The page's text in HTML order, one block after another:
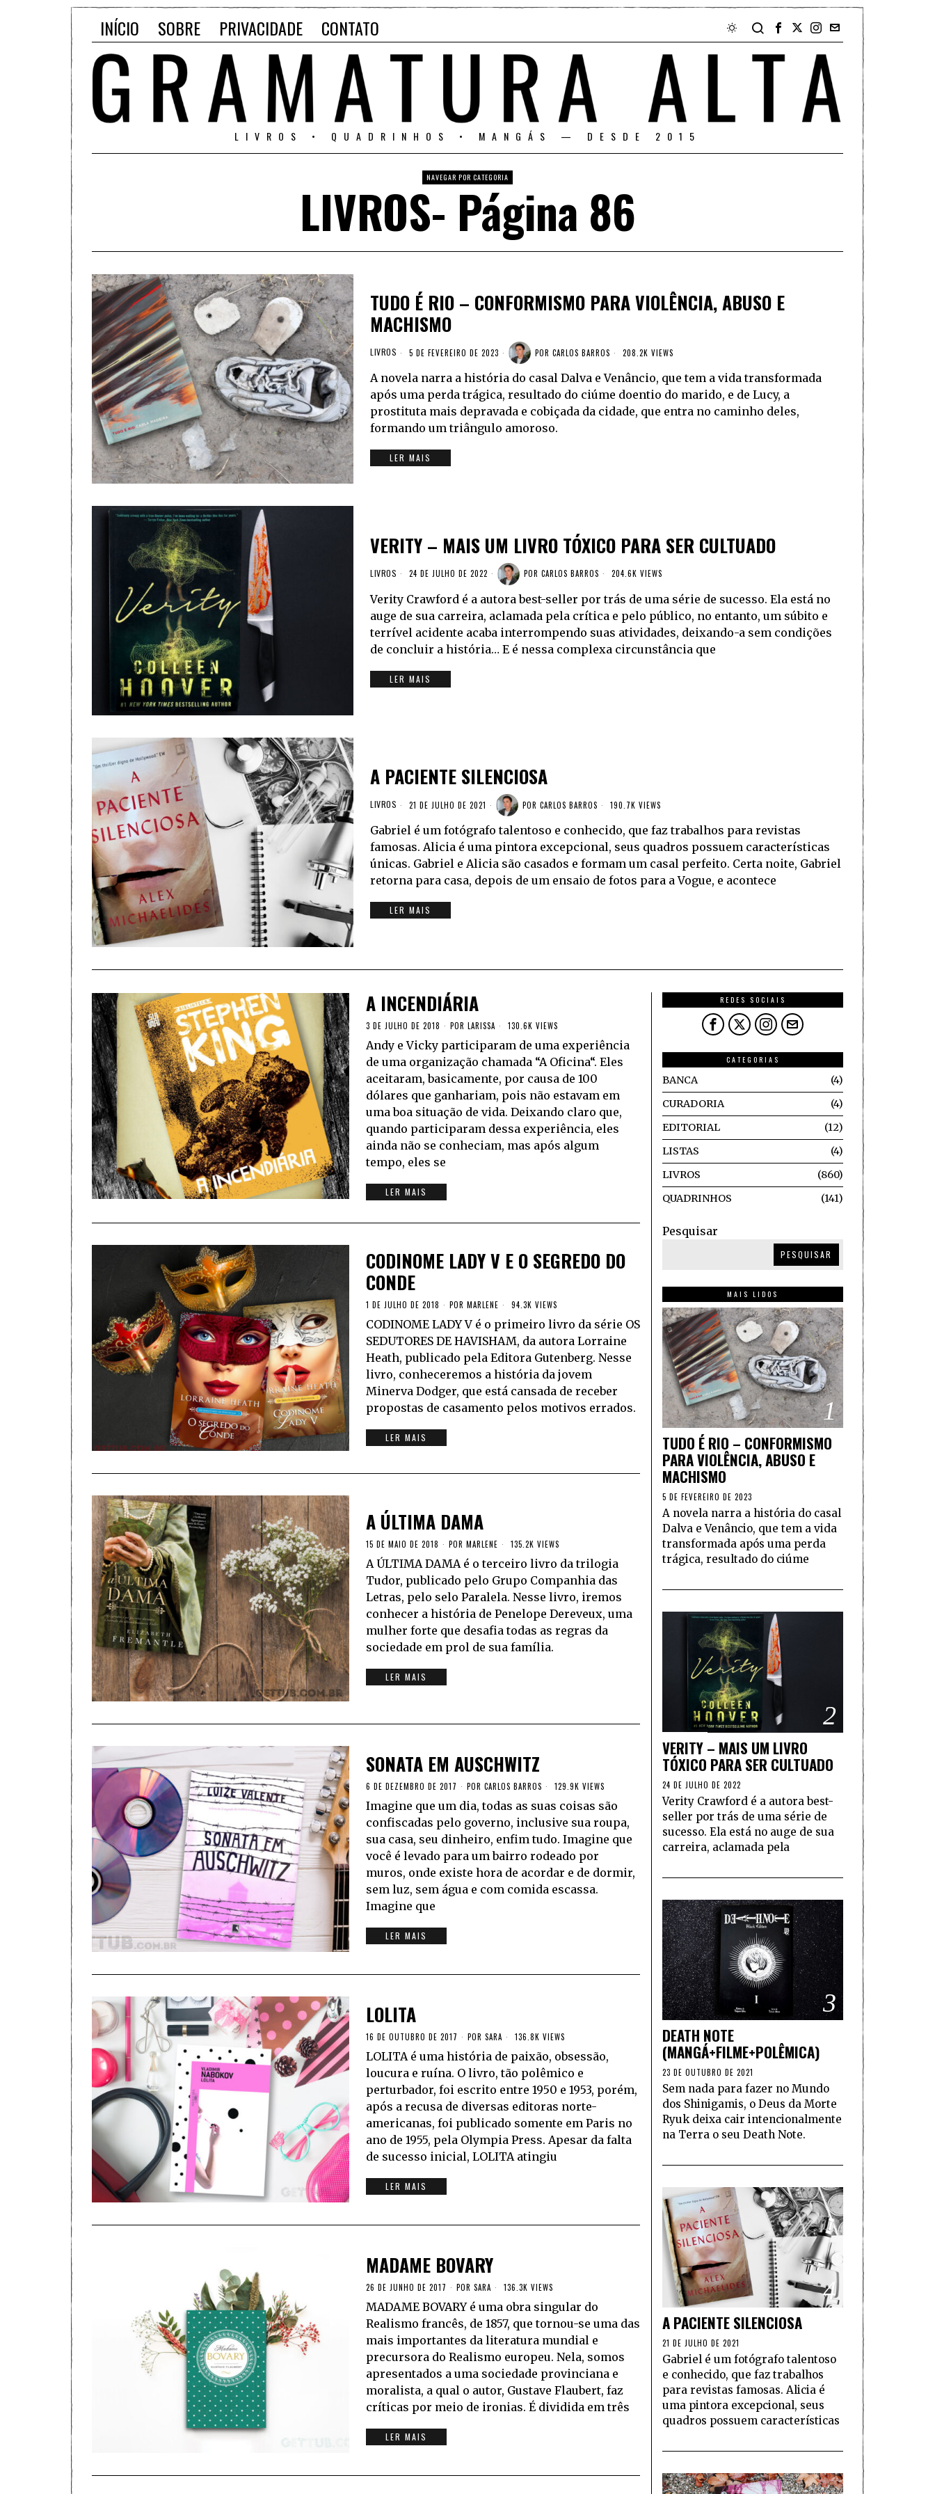
INÍCIO SOBRE PRIVACIDADE CONTATO
LIVROS • QUADRINHOS • MANGÁS — DESDE 2015
NAVEGAR POR CATEGORIA
LIVROS- Página 86
TUDO É RIO – CONFORMISMO PARA VIOLÊNCIA, ABUSO E
MACHISMO
LIVROS 5 DE FEVEREIRO DE 2023 POR CARLOS BARROS 208.2K VIEWS
A novela narra a história do casal Dalva e Venâncio, que tem a vida transformada
após uma perda trágica, resultado do ciúme doentio do marido, e de Lucy, a
prostituta mais depravada e cobiçada da cidade, que entra no caminho deles,
formando um triângulo amoroso.
LER MAIS
VERITY – MAIS UM LIVRO TÓXICO PARA SER CULTUADO
LIVROS 24 DE JULHO DE 2022 POR CARLOS BARROS 204.6K VIEWS
Verity Crawford é a autora best-seller por trás de uma série de sucesso. Ela está no
auge de sua carreira, aclamada pela crítica e pelo público, no entanto, um súbito e
terrível acidente acaba interrompendo suas atividades, deixando-a sem condições
de concluir a história… E é nessa complexa circunstância que
LER MAIS
A PACIENTE SILENCIOSA
LIVROS 21 DE JULHO DE 2021 POR CARLOS BARROS 190.7K VIEWS
Gabriel é um fotógrafo talentoso e conhecido, que faz trabalhos para revistas
famosas. Alicia é uma pintora excepcional, seus quadros possuem características
únicas. Gabriel e Alicia são casados e formam um casal perfeito. Certa noite, Gabriel
retorna para casa, depois de um ensaio de fotos para a Vogue, e acontece
LER MAIS
A INCENDIÁRIA
3 DE JULHO DE 2018 POR LARISSA 130.6K VIEWS
Andy e Vicky participaram de uma experiência
de uma organização chamada “A Oficina“. Eles
aceitaram, basicamente, por causa de 100
dólares que ganhariam, pois não estavam em
uma boa situação de vida. Deixando claro que,
quando participaram dessa experiência, eles
ainda não se conheciam, mas após algum
tempo, eles se
LER MAIS
CODINOME LADY V E O SEGREDO DO
CONDE
1 DE JULHO DE 2018 POR MARLENE 94.3K VIEWS
CODINOME LADY V é o primeiro livro da série OS
SEDUTORES DE HAVISHAM, da autora Lorraine
Heath, publicado pela Editora Gutenberg. Nesse
livro, conheceremos a história da jovem
Minerva Dodger, que está cansada de receber
propostas de casamento pelos motivos errados.
LER MAIS
A ÚLTIMA DAMA
15 DE MAIO DE 2018 POR MARLENE 135.2K VIEWS
A ÚLTIMA DAMA é o terceiro livro da trilogia
Tudor, publicado pelo Grupo Companhia das
Letras, pelo selo Paralela. Nesse livro, iremos
conhecer a história de Penelope Dereveux, uma
mulher forte que desafia todas as regras da
sociedade em prol de sua família.
LER MAIS
SONATA EM AUSCHWITZ
6 DE DEZEMBRO DE 2017 POR CARLOS BARROS 129.9K VIEWS
Imagine que um dia, todas as suas coisas são
confiscadas pelo governo, inclusive sua roupa,
sua casa, seu dinheiro, enfim tudo. Imagine que
você é levado para um bairro rodeado por
muros, onde existe hora de acordar e de dormir,
sem luz, sem água e com comida escassa.
Imagine que
LER MAIS
LOLITA
16 DE OUTUBRO DE 2017 POR SARA 136.8K VIEWS
LOLITA é uma história de paixão, obsessão,
loucura e ruína. O livro, tão polêmico e
perturbador, foi escrito entre 1950 e 1953, porém,
após a recusa de diversas editoras norte-
americanas, foi publicado somente em Paris no
ano de 1955, pela Olympia Press. Apesar da falta
de sucesso inicial, LOLITA atingiu
LER MAIS
MADAME BOVARY
26 DE JUNHO DE 2017 POR SARA 136.3K VIEWS
MADAME BOVARY é uma obra singular do
Realismo francês, de 1857, que tornou-se uma das
mais importantes da literatura mundial e
precursora do Realismo europeu. Nela, somos
apresentados a uma sociedade provinciana e
moralista, a qual o autor, Gustave Flaubert, faz
críticas por meio de ironias. É dividida em três
LER MAIS
REDES SOCIAIS
CATEGORIAS
BANCA
4
CURADORIA
4
EDITORIAL
12
LISTAS
4
LIVROS
860
QUADRINHOS
141
Pesquisar
PESQUISAR
MAIS LIDOS
1
TUDO É RIO – CONFORMISMO
PARA VIOLÊNCIA, ABUSO E
MACHISMO
5 DE FEVEREIRO DE 2023
A novela narra a história do casal
Dalva e Venâncio, que tem a vida
transformada após uma perda
trágica, resultado do ciúme
2
VERITY – MAIS UM LIVRO
TÓXICO PARA SER CULTUADO
24 DE JULHO DE 2022
Verity Crawford é a autora best-
seller por trás de uma série de
sucesso. Ela está no auge de sua
carreira, aclamada pela
3
DEATH NOTE
(MANGÁ+FILME+POLÊMICA)
23 DE OUTUBRO DE 2021
Sem nada para fazer no Mundo
dos Shinigamis, o Deus da Morte
Ryuk deixa cair intencionalmente
na Terra o seu Death Note.
4
A PACIENTE SILENCIOSA
21 DE JULHO DE 2021
Gabriel é um fotógrafo talentoso
e conhecido, que faz trabalhos
para revistas famosas. Alicia é
uma pintora excepcional, seus
quadros possuem características